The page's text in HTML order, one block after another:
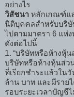
อย่างไร
วิสัชนา หลักเกณฑ์แ
นิติบุคคลสำหรับบริ
ไปตามมาตรา 6 แห่
ดังต่อไปนี้
1. “บริษัทหรือห้างหุ้
บริษัทหรือห้างหุ้นส่
ที่เรียกชำระแล้วใน
ล้าน บาท และมีราย
รอบระยะเวลาบัญชี